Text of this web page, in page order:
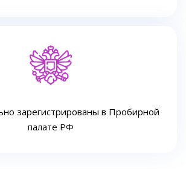
зарегистрированы в Пробирной
палате РФ